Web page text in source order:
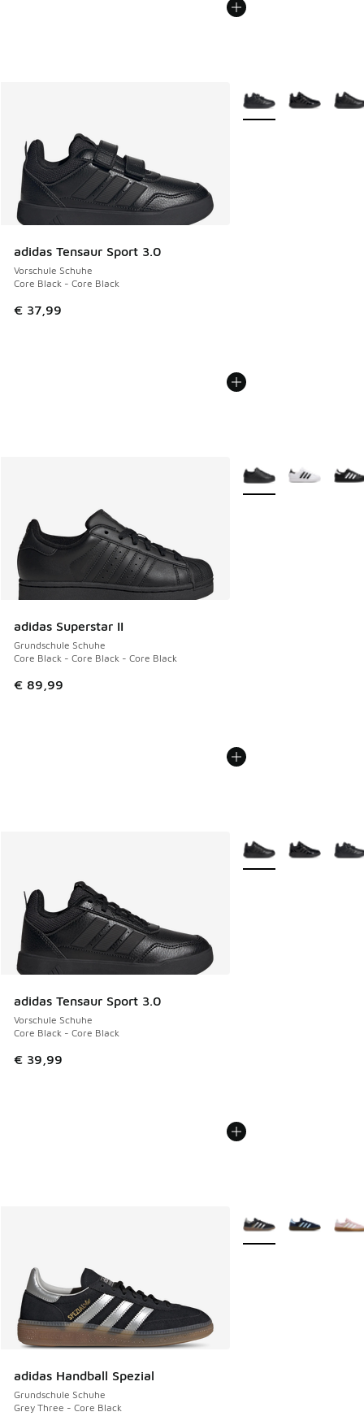
adidas Tensaur Sport 3.0
Vorschule Schuhe
Core Black - Core Black
€ 37,99
Weitere Farben
adidas Superstar II
Grundschule Schuhe
Core Black - Core Black - Core Black
€ 89,99
Weitere Farben
adidas Tensaur Sport 3.0
Vorschule Schuhe
Core Black - Core Black
€ 39,99
Weitere Farben
adidas Handball Spezial
Grundschule Schuhe
Grey Three - Core Black
Weitere Farben